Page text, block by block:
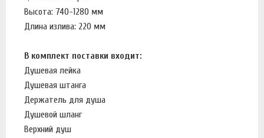
Высота: 740-1280 мм
Длина излива: 220 мм
В комплект поставки входит:
Душевая лейка
Душевая штанга
Держатель для душа
Душевой шланг
Верхний душ